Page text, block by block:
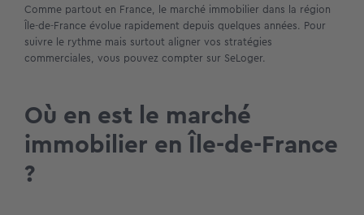
Comme partout en France, le marché immobilier dans la région
Île-de-France évolue rapidement depuis quelques années. Pour
suivre le rythme mais surtout aligner vos stratégies
commerciales, vous pouvez compter sur SeLoger.
Où en est le marché
immobilier en Île-de-France
?